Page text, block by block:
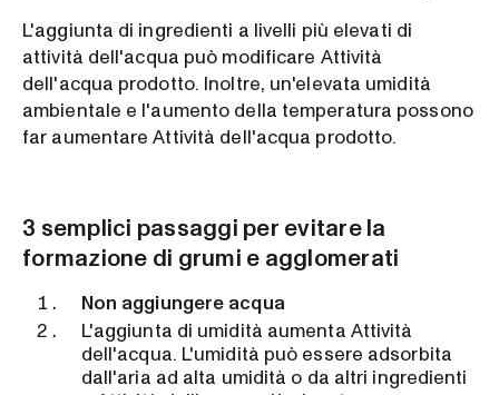
L'aggiunta di ingredienti a livelli più elevati di
attività dell'acqua può modificare Attività
dell'acqua prodotto. Inoltre, un'elevata umidità
ambientale e l'aumento della temperatura possono
far aumentare Attività dell'acqua prodotto.
3 semplici passaggi per evitare la
formazione di grumi e agglomerati
Non aggiungere acqua
L'aggiunta di umidità aumenta Attività
dell'acqua. L'umidità può essere adsorbita
dall'aria ad alta umidità o da altri ingredienti